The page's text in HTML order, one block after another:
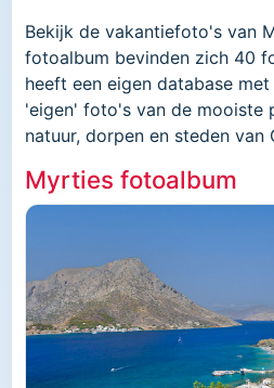
Bekijk de vakantiefoto's van
fotoalbum bevinden zich 40
heeft een eigen database
'eigen' foto's van de mooiste
natuur, dorpen en steden van
Myrties fotoalbum